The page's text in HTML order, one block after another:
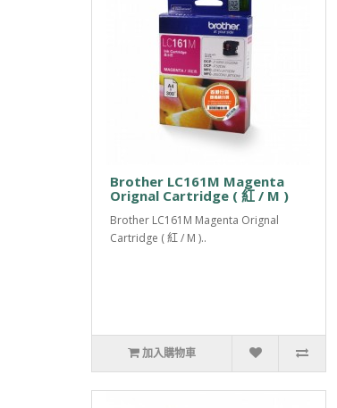
Brother LC161M Magenta
Orignal Cartridge ( 紅 / M )
Brother LC161M Magenta Orignal
Cartridge ( 紅 / M )..
加入購物車